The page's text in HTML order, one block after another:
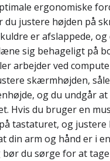
ergonomiske
du justere højden på
er afslappede, og
sig behageligt på
arbejder ved
skærmhøjden,
og du undgår at
Hvis du bruger en
tastaturet, og justere
din arm og hånd er i
bør du sørge for at